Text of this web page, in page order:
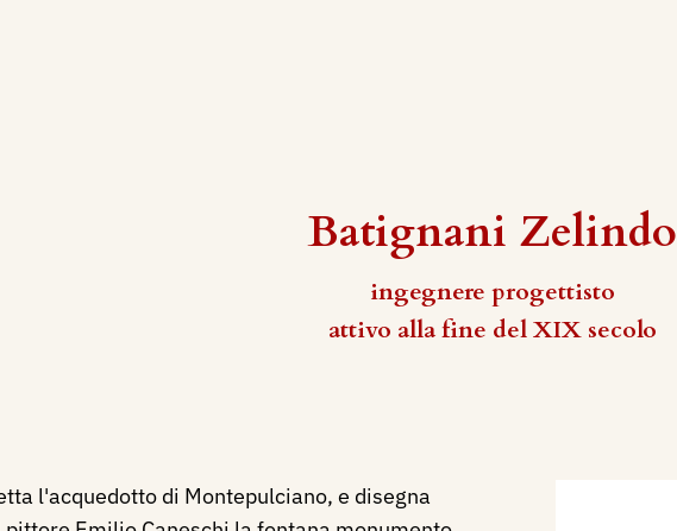
Batignani Zelindo
ingegnere progettisto
attivo alla fine del XIX secolo
l'acquedotto di Montepulciano, e disegna